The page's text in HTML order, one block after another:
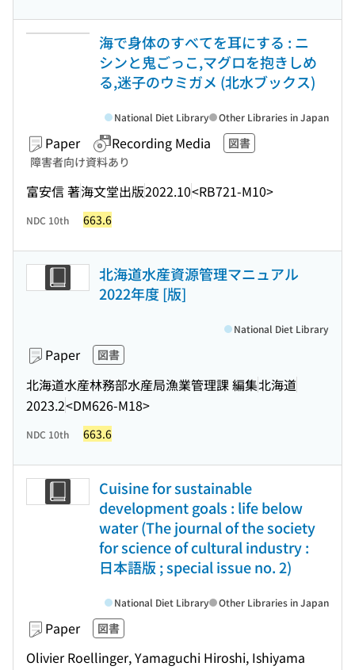
海で身体のすべてを耳にする : ニ
シンと鬼ごっこ,マグロを抱きしめ
る,迷子のウミガメ (北水ブックス)
Paper Recording Media
図書
障害者向け資料あり
富安信 著海文堂出版2022.10<RB721-M10>
National Diet Library Other Libraries in Japan
NDC 10th 663.6
北海道水産資源管理マニュアル
2022年度 [版]
Paper 図書
北海道水産林務部水産局漁業管理課 編集北海道
2023.2<DM626-M18>
National Diet Library
NDC 10th 663.6
Cuisine for sustainable
development goals : life below
water (The journal of the society
for science of cultural industry :
日本語版 ; special issue no. 2)
Paper 図書
Olivier Roellinger, Yamaguchi Hiroshi, Ishiyama
National Diet Library Other Libraries in Japan